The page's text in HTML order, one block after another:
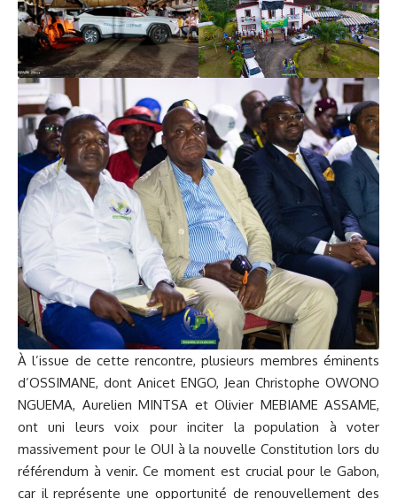
À l’issue de cette rencontre, plusieurs membres éminents
d’OSSIMANE, dont Anicet ENGO, Jean Christophe OWONO
NGUEMA, Aurelien MINTSA et Olivier MEBIAME ASSAME,
ont uni leurs voix pour inciter la population à voter
massivement pour le OUI à la nouvelle Constitution lors du
référendum à venir. Ce moment est crucial pour le Gabon,
car il représente une opportunité de renouvellement des